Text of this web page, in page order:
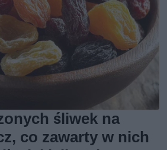
śliwek na
co zawarty w nich